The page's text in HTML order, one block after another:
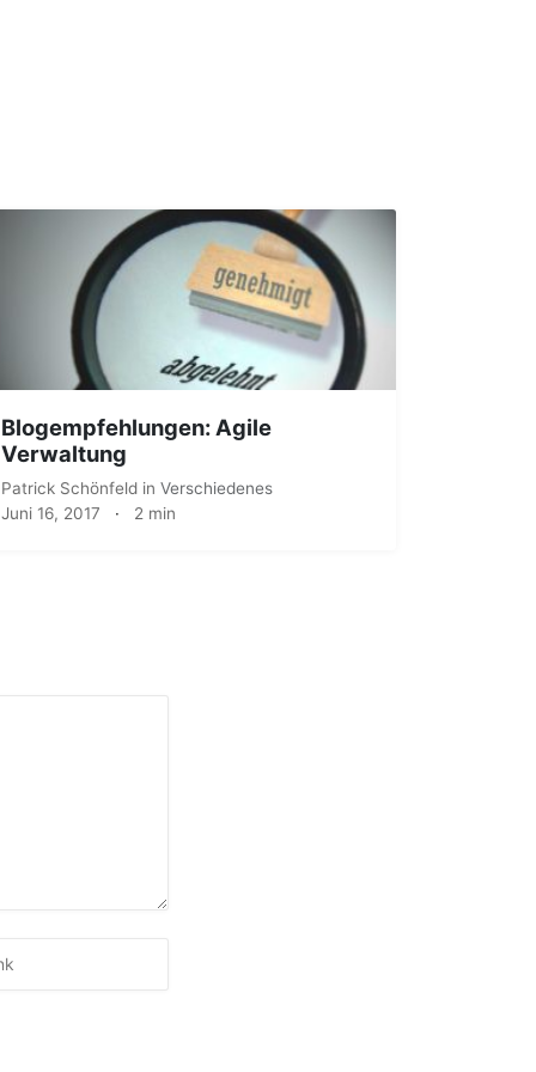
Blogempfehlungen: Agile
Verwaltung
Patrick Schönfeld in Verschiedenes
Juni 16, 2017 · 2 min